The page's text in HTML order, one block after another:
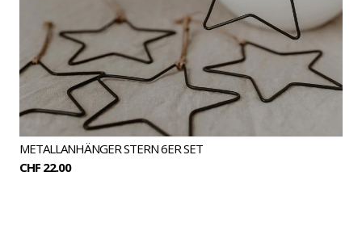
METALLANHÄNGER STERN 6ER SET
CHF 22.00